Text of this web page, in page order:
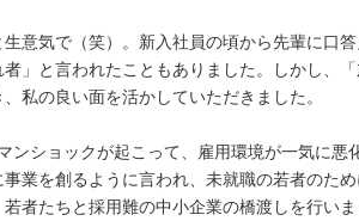
意気で（笑）。新入社員の頃から先輩に口
」と言われたこともありました。しかし、
私の良い面を活かしていただきました。
ンショックが起こって、雇用環境が一気に悪
業を創るように言われ、未就職の若者のた
者たちと採用難の中小企業の橋渡しを行いま